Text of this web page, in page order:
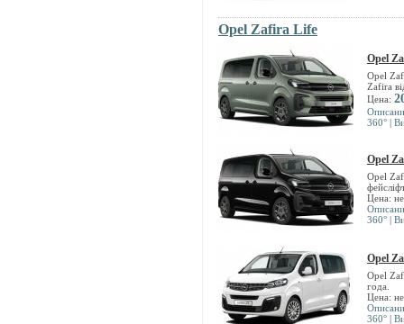
Opel Zafira Life
Opel
Opel
Zafira
Цена:
360° |
Opel
Opel
Цена:
360° |
Opel
Opel
года.
Цена:
360° |